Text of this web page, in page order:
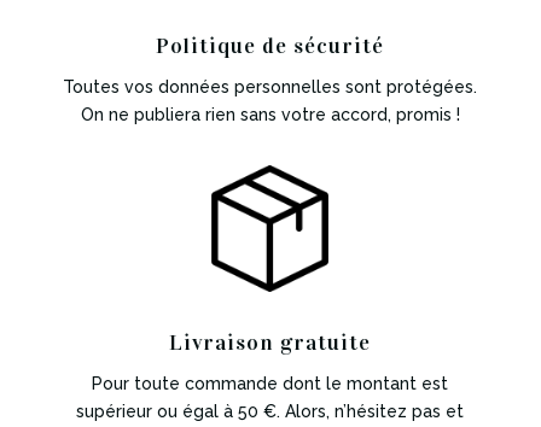
Politique de sécurité
Toutes vos données personnelles sont protégées.
On ne publiera rien sans votre accord, promis !
Livraison gratuite
Pour toute commande dont le montant est
supérieur ou égal à 50 €. Alors, n’hésitez pas et